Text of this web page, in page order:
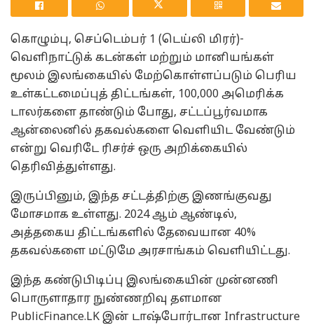
கொழும்பு, செப்டெம்பர் 1 (டெய்லி மிரர்)-
வெளிநாட்டுக் கடன்கள் மற்றும் மானியங்கள்
மூலம் இலங்கையில் மேற்கொள்ளப்படும் பெரிய
உள்கட்டமைப்புத் திட்டங்கள், 100,000 அமெரிக்க
டாலர்களை தாண்டும் போது, ​​சட்டப்பூர்வமாக
ஆன்லைனில் தகவல்களை வெளியிட வேண்டும்
என்று வெரிடே ரிசர்ச் ஒரு அறிக்கையில்
தெரிவித்துள்ளது.
இருப்பினும், இந்த சட்டத்திற்கு இணங்குவது
மோசமாக உள்ளது. 2024 ஆம் ஆண்டில்,
அத்தகைய திட்டங்களில் தேவையான 40%
தகவல்களை மட்டுமே அரசாங்கம் வெளியிட்டது.
இந்த கண்டுபிடிப்பு இலங்கையின் முன்னணி
பொருளாதார நுண்ணறிவு தளமான
PublicFinance.LK இன் டாஷ்போர்டான Infrastructure